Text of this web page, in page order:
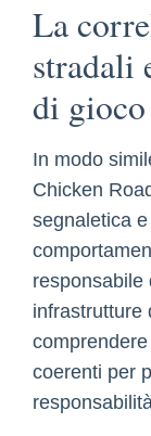
La
stradali
di gioco
In modo
Chicken
segnaletica
responsabile
infrastrutture
coerenti per